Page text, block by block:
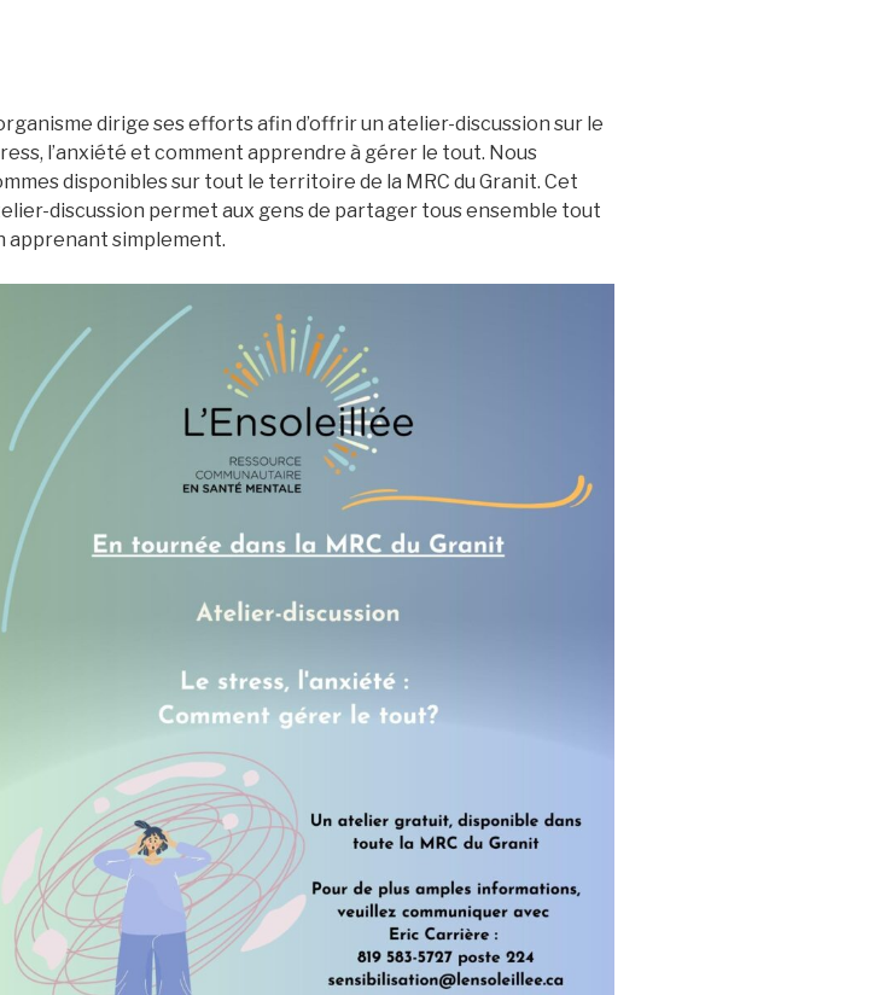
dirige ses efforts afin d’offrir un atelier-discussion sur le
l’anxiété et comment apprendre à gérer le tout. Nous
disponibles sur tout le territoire de la MRC du Granit. Cet
discussion permet aux gens de partager tous ensemble tout
apprenant simplement.